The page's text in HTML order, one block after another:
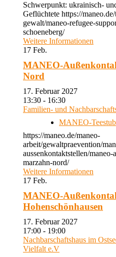
Schwerpunkt: ukrainisch-
Geflüchtete https://
gewalt/maneo-refugee-
schoeneberg/
Weitere Informationen
17 Feb.
MANEO-
Nord
17. Februar 2027
13:30 - 16:30
Familien- und
MANEO-
https://maneo.de/maneo-
arbeit/gewaltpraevention/
aussenkontaktstellen/maneo-
marzahn-nord/
Weitere Informationen
17 Feb.
MANEO-
Hohenschönhausen
17. Februar 2027
17:00 - 19:00
Nachbarschaftshaus im
Vielfalt e.V